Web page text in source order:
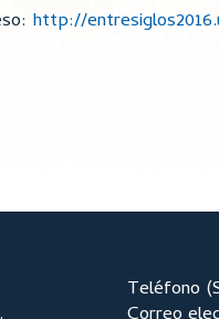
http://
Teléfono